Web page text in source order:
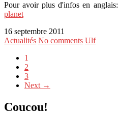
Pour avoir plus d'infos en anglais:
planet
16 septembre 2011
Actualités No comments Ulf
1
2
3
Next →
Coucou!